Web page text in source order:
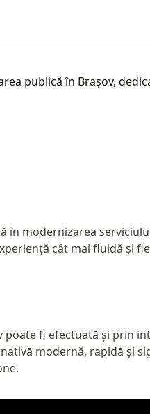
publică în Brașov,
în modernizarea
cât mai fluidă și
poate fi efectuată și prin
modernă, rapidă și